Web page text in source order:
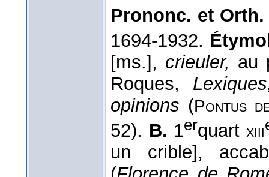
Prononc. et
1694-1932.
[ms.], crieuler, au
Roques,
opinions (Pontus
52). B. 1erquart xiii
un crible],